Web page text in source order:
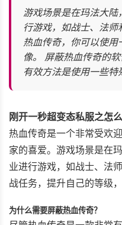
游戏场景是在玛法大
行游戏，如战士、法
热血传奇，你可以使
像。 屏蔽热血传奇的
有效方法是使用一些特
刚开一秒超变态私服之怎
热血传奇是一个非常受欢
家的喜爱。游戏场景是在
业进行游戏，如战士、法
战任务，提升自己的等级
为什么需要屏蔽热血传奇？